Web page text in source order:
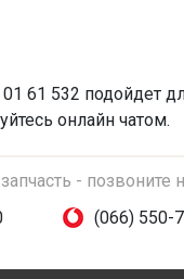
01 61 532 подойдет
онлайн чатом.
-
(066) 550-